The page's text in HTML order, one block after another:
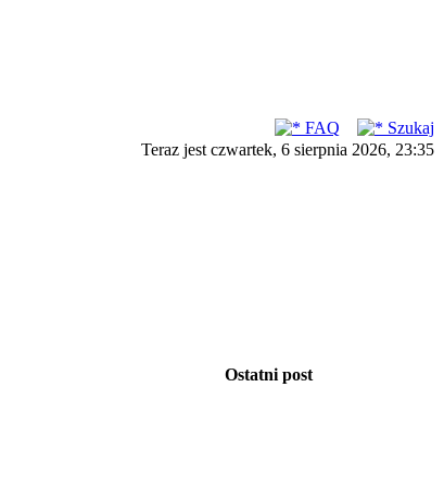
FAQ
Szukaj
Teraz jest czwartek, 6 sierpnia 2026, 23:35
Ostatni post